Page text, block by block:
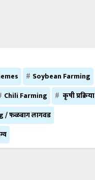
Soybean Farming
Chili Farming
कृषी प्रक्रिया
/ फळबाग लागवड